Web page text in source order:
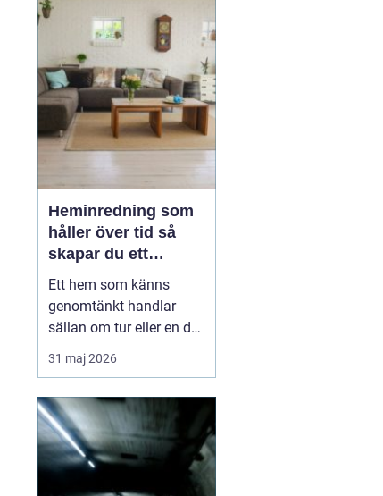
och tyst, medan resten
av dagen kan ägnas åt
annat. För många
handlar valet inte bara
om...
Heminredning som
håller över tid så
skapar du ett
medvetet hem
Ett hem som känns
genomtänkt handlar
sällan om tur eller en dyr
soffgrupp. Det handlar
om att förstå
detaljer och låta varje
rum få en tydlig roll. När
färger, textilier, ljus och...
31 maj 2026